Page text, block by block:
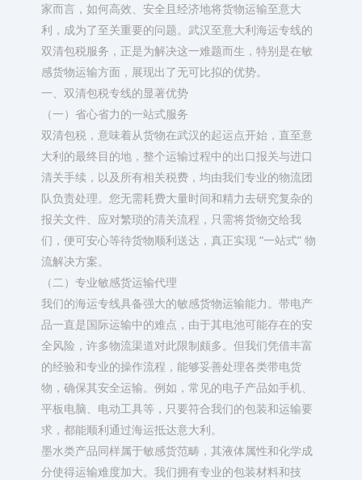
家而言，如何高效、安全且经济地将货物运输至意大
利，成为了至关重要的问题。武汉至意大利海运专线的
双清包税服务，正是为解决这一难题而生，特别是在敏
感货物运输方面，展现出了无可比拟的优势。​
一、双清包税专线的显著优势​
（一）省心省力的一站式服务​
双清包税，意味着从货物在武汉的起运点开始，直至意
大利的最终目的地，整个运输过程中的出口报关与进口
清关手续，以及所有相关税费，均由我们专业的物流团
队负责处理。您无需耗费大量时间和精力去研究复杂的
报关文件、应对繁琐的清关流程，只需将货物交给我
们，便可安心等待货物顺利送达，真正实现 “一站式” 物
流解决方案。​
（二）专业敏感货运输代理​
我们的海运专线具备强大的敏感货物运输能力。带电产
品一直是国际运输中的难点，由于其电池可能存在的安
全风险，许多物流渠道对此限制颇多。但我们凭借丰富
的经验和专业的操作流程，能够妥善处理各类带电货
物，确保其安全运输。例如，常见的电子产品如手机、
平板电脑、电动工具等，只要符合我们的包装和运输要
求，都能顺利通过海运抵达意大利。​
墨水类产品同样属于敏感货范畴，其液体属性和化学成
分使得运输难度加大。我们拥有专业的包装材料和技